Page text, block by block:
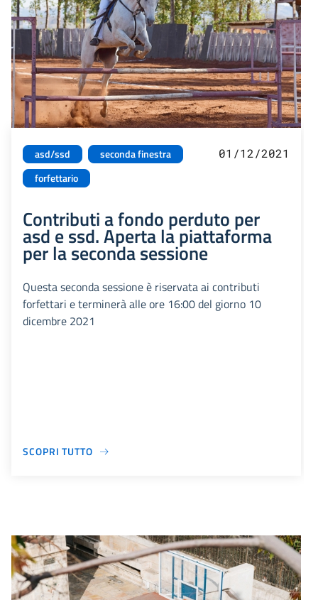
asd/ssd
seconda finestra
forfettario
01/12/2021
Contributi a fondo perduto per
asd e ssd. Aperta la piattaforma
per la seconda sessione
Questa seconda sessione è riservata ai contributi
forfettari e terminerà alle ore 16:00 del giorno 10
dicembre 2021
SCOPRI TUTTO